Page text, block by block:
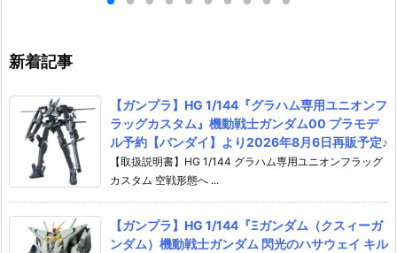
新着記事
【ガンプラ】HG 1/144『グラハム専用ユニオンフ
ラッグカスタム』機動戦士ガンダム00 プラモデ
ル予約【バンダイ】より2026年8月6日再販予定♪
【取扱説明書】HG 1/144 グラハム専用ユニオンフラッグ
カスタム 空戦形態へ ...
【ガンプラ】HG 1/144『Ξガンダム（クスィーガ
ンダム）機動戦士ガンダム 閃光のハサウェイ キル